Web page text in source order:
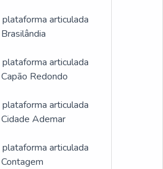
articulada
articulada
Redondo
articulada
Ademar
articulada